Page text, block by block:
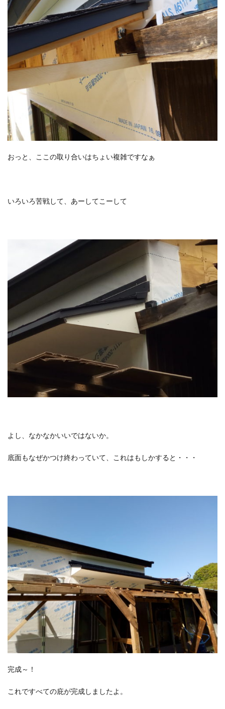
おっと、ここの取り合いはちょい複雑ですなぁ
いろいろ苦戦して、あーしてこーして
よし、なかなかいいではないか。
底面もなぜかつけ終わっていて、これはもしかすると・・・
完成～！
これですべての庇が完成しましたよ。